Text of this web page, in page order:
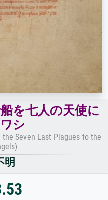
を七人の天使に
シ
Seven Last Plagues to the
明